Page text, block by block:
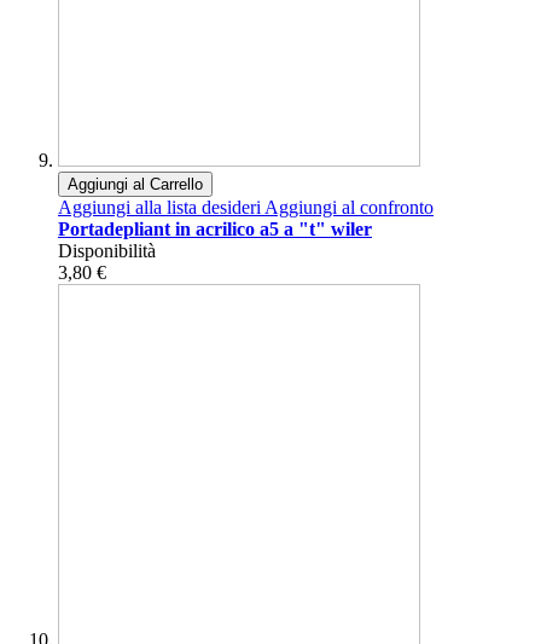
Aggiungi al Carrello
Aggiungi alla lista desideriAggiungi al confronto
Portadepliant in acrilico a5 a "t" wiler
Disponibilità
3,80 €